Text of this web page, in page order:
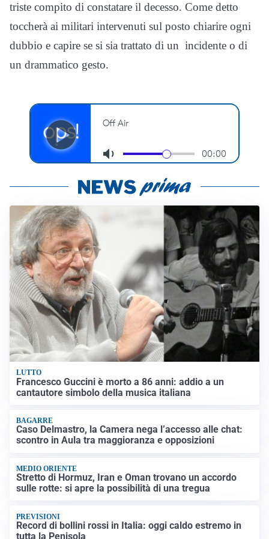
triste compito di constatare il decesso. Come detto
toccherà ai militari intervenuti sul posto chiarire ogni
dubbio e capire se si sia trattato di un incidente o di
un drammatico gesto.
LUTTO
Francesco Guccini è morto a 86 anni: addio a un
cantautore simbolo della musica italiana
BAGARRE
Caso Delmastro, la Camera nega l’accesso alle chat:
scontro in Aula tra maggioranza e opposizioni
MEDIO ORIENTE
Stretto di Hormuz, Iran e Oman trovano un accordo
sulle rotte: si apre la possibilità di una tregua
PREVISIONI
Record di bollini rossi in Italia: oggi caldo estremo in
tutta la Penisola